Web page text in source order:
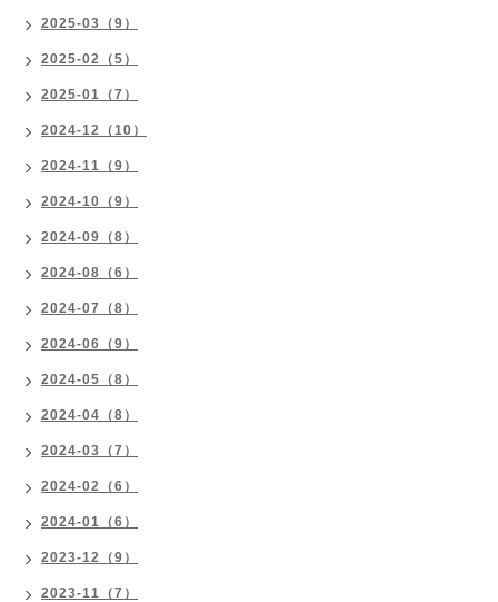
2025-03（9）
2025-02（5）
2025-01（7）
2024-12（10）
2024-11（9）
2024-10（9）
2024-09（8）
2024-08（6）
2024-07（8）
2024-06（9）
2024-05（8）
2024-04（8）
2024-03（7）
2024-02（6）
2024-01（6）
2023-12（9）
2023-11（7）